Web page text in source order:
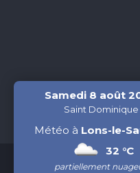
2026 ©
Samedi 8 août
Saint Dominique
Météo à Lons-le-
32 °C
partiellement